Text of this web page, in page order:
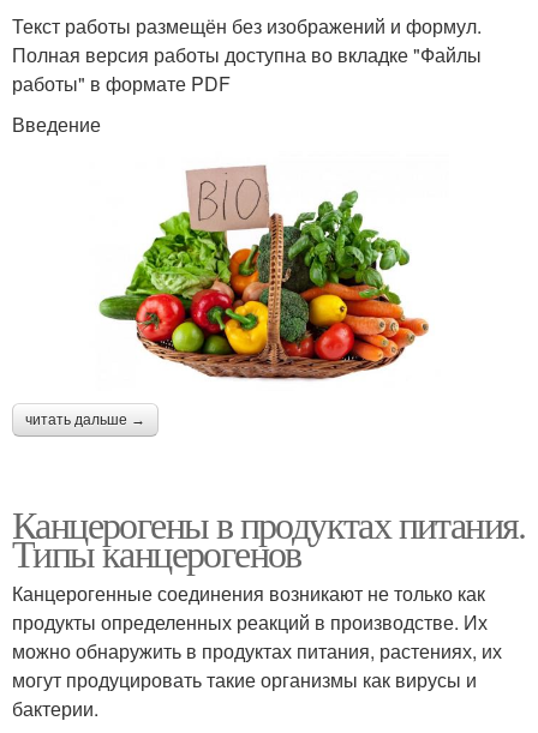
Текст работы размещён без изображений и формул.
Полная версия работы доступна во вкладке "Файлы
работы" в формате PDF
Введение
читать дальше →
Канцерогены в продуктах питания.
Типы канцерогенов
Канцерогенные соединения возникают не только как
продукты определенных реакций в производстве. Их
можно обнаружить в продуктах питания, растениях, их
могут продуцировать такие организмы как вирусы и
бактерии.